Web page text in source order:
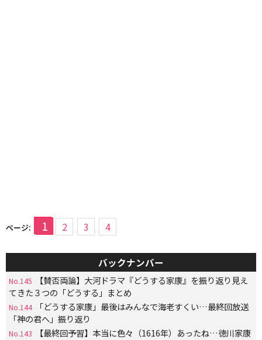
ページ: 1 2 3 4
バックナンバー
No.145
【賛否両論】大河ドラマ『どうする家康』を振り返り見え
てきた３つの「どうする」まとめ
No.144
「どうする家康」最後はみんなで海老すくい…最終回放送
「神の君へ」振り返り
No.143
【最終回予習】本当に色々（1616年）あったね…徳川家康